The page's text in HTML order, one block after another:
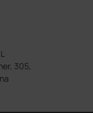
305,